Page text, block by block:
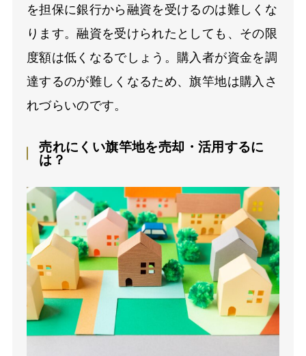
を担保に銀行から融資を受けるのは難しくな
ります。融資を受けられたとしても、その限
度額は低くなるでしょう。購入者が資金を調
達するのが難しくなるため、旗竿地は購入さ
れづらいのです。
売れにくい旗竿地を売却・活用するに
は？